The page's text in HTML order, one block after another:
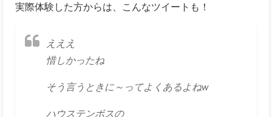
実際体験した方からは、こんなツイートも！
えええ
惜しかったね
そう言うときに～ってよくあるよねw
ハウステンボスの